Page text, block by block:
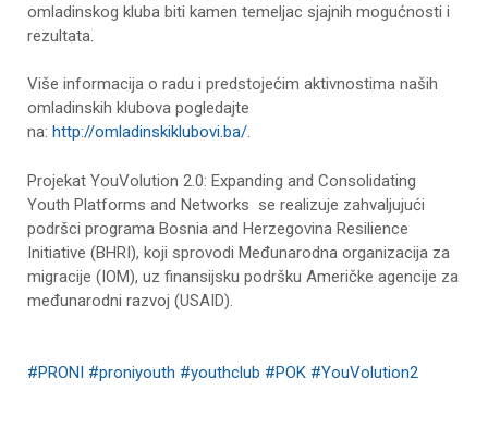
omladinskog kluba biti kamen temeljac sjajnih mogućnosti i
rezultata.
Više informacija o radu i predstojećim aktivnostima naših
omladinskih klubova pogledajte
na: http://omladinskiklubovi.ba/.
Projekat YouVolution 2.0: Expanding and Consolidating
Youth Platforms and Networks se realizuje zahvaljujući
podršci programa Bosnia and Herzegovina Resilience
Initiative (BHRI), koji sprovodi Međunarodna organizacija za
migracije (IOM), uz finansijsku podršku Američke agencije za
međunarodni razvoj (USAID).
#PRONI #proniyouth #youthclub #POK #YouVolution2